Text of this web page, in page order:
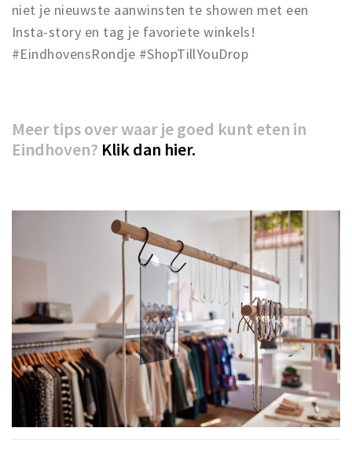
niet je nieuwste aanwinsten te showen met een
Insta-story en tag je favoriete winkels!
#EindhovensRondje #ShopTillYouDrop
Meer tips over waar je goed kunt eten in
Eindhoven? Klik dan hier.